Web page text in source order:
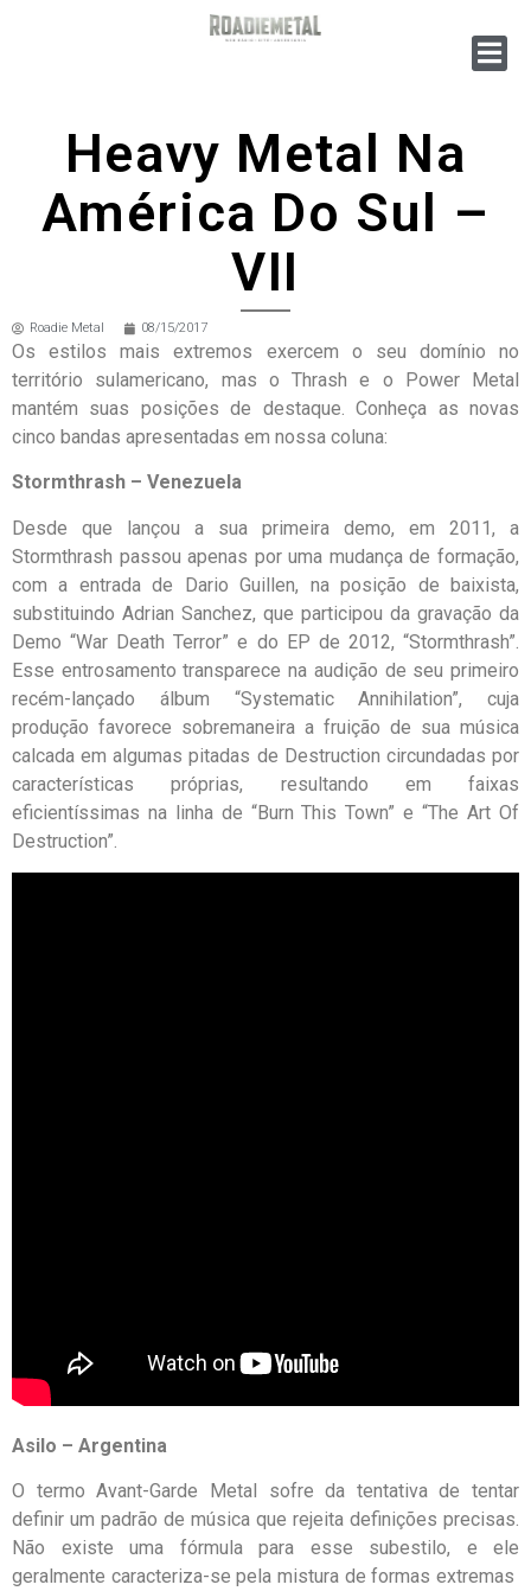
Heavy Metal Na
América Do Sul –
VII
Roadie Metal 08/15/2017
Os estilos mais extremos exercem o seu domínio no
território sulamericano, mas o Thrash e o Power Metal
mantém suas posições de destaque. Conheça as novas
cinco bandas apresentadas em nossa coluna:
Stormthrash – Venezuela
Desde que lançou a sua primeira demo, em 2011, a
Stormthrash passou apenas por uma mudança de formação,
com a entrada de Dario Guillen, na posição de baixista,
substituindo Adrian Sanchez, que participou da gravação da
Demo “War Death Terror” e do EP de 2012, “Stormthrash”.
Esse entrosamento transparece na audição de seu primeiro
recém-lançado álbum “Systematic Annihilation”, cuja
produção favorece sobremaneira a fruição de sua música
calcada em algumas pitadas de Destruction circundadas por
características próprias, resultando em faixas
eficientíssimas na linha de “Burn This Town” e “The Art Of
Destruction”.
Asilo – Argentina
O termo Avant-Garde Metal sofre da tentativa de tentar
definir um padrão de música que rejeita definições precisas.
Não existe uma fórmula para esse subestilo, e ele
geralmente caracteriza-se pela mistura de formas extremas